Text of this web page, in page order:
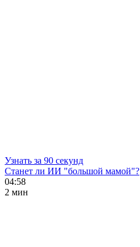
Узнать за 90 секунд
Станет ли ИИ "большой мамой"?
04:58
2 мин